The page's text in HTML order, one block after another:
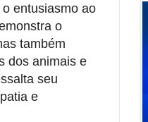
entusiasmo ao
o
também
dos animais e
seu
e